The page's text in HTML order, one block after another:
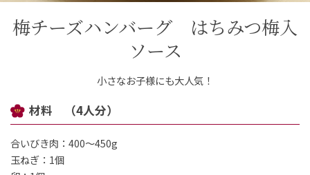
ご利用ガイド
配送について ギフトサービス
お問い合わせ
梅チーズハンバーグ はちみつ梅入
ソース
小さなお子様にも大人気！
材料 （4人分）
合いびき肉：400～450g
玉ねぎ：1個